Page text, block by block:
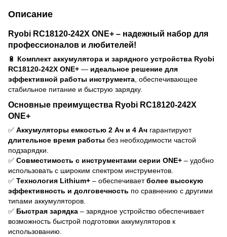
Описание
Ryobi RC18120-242X ONE+ – надежный набор для
профессионалов и любителей!
🔋 Комплект аккумулятора и зарядного устройства Ryobi
RC18120-242X ONE+ — идеальное решение для
эффективной работы инструмента , обеспечивающее
стабильное питание и быструю зарядку.
Основные преимущества Ryobi RC18120-242X
ONE+
✅ Аккумуляторы емкостью 2 Ач и 4 Ач гарантируют
длительное время работы без необходимости частой
подзарядки.
✅ Совместимость с инструментами серии ONE+ – удобно
использовать с широким спектром инструментов.
✅ Технология Lithium+ – обеспечиваетболее высокую
эффективность и долговечность по сравнению с другими
типами аккумуляторов.
✅ Быстрая зарядка – зарядное устройство обеспечивает
возможность быстрой подготовки аккумуляторов к
использованию.